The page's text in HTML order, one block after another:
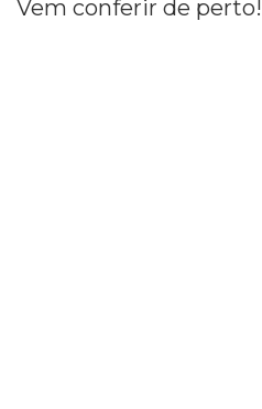
Vem conferir de perto!